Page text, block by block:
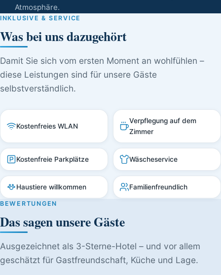
Atmosphäre.
INKLUSIVE & SERVICE
Was bei uns dazugehört
Damit Sie sich vom ersten Moment an wohlfühlen –
diese Leistungen sind für unsere Gäste
selbstverständlich.
Kostenfreies WLAN
Verpflegung auf dem
Zimmer
Kostenfreie Parkplätze Wäscheservice
Haustiere willkommen Familienfreundlich
BEWERTUNGEN
Das sagen unsere Gäste
Ausgezeichnet als 3-Sterne-Hotel – und vor allem
geschätzt für Gastfreundschaft, Küche und Lage.